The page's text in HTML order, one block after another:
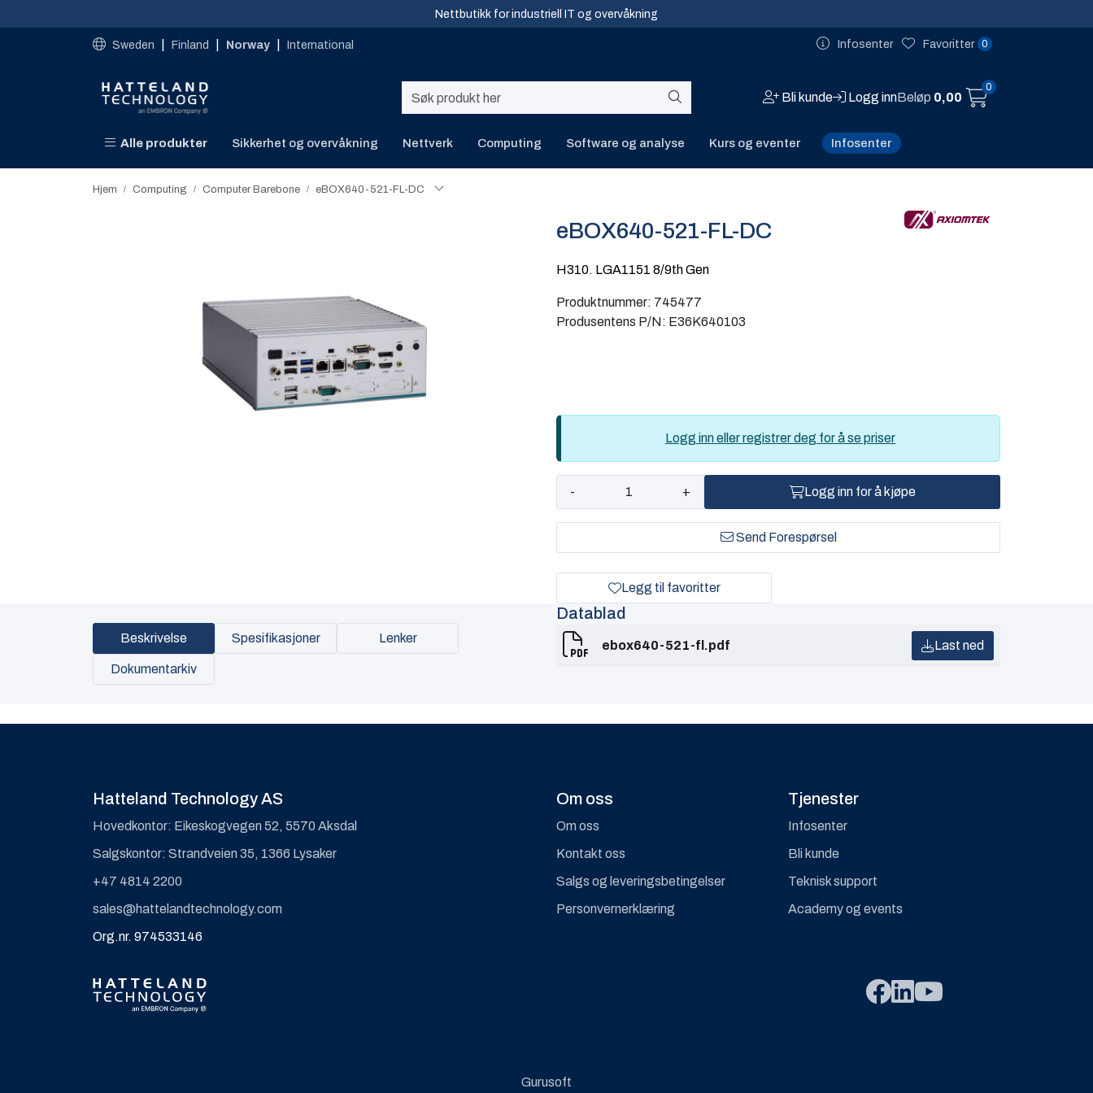
Nettbutikk for industriell IT og overvåkning
Sweden Finland Norway International Infosenter 0
Favoritter
Bli kunde Logg innBeløp 0,00
0
Alle produkter Sikkerhet og overvåkning Nettverk Computing Software og analyse Kurs og eventer Infosenter
Hjem Computing Computer Barebone eBOX640-521-FL-DC
eBOX640-521-FL-DC
H310. LGA1151 8/9th Gen
Produktnummer: 745477
Produsentens P/N: E36K640103
Logg inn eller registrer deg for å se priser
- + Logg inn for å kjøpe
Send Forespørsel
Legg til favoritter
Beskrivelse Spesifikasjoner Lenker
Dokumentarkiv
Datablad
ebox640-521-fl.pdf Last ned
Hatteland Technology AS
Hovedkontor: Eikeskogvegen 52, 5570 Aksdal
Salgskontor: Strandveien 35, 1366 Lysaker
+47 4814 2200
sales@hattelandtechnology.com
Org.nr. 974533146
Om oss
Om oss
Kontakt oss
Salgs og leveringsbetingelser
Personvernerklæring
Tjenester
Infosenter
Bli kunde
Teknisk support
Academy og events
Gurusoft